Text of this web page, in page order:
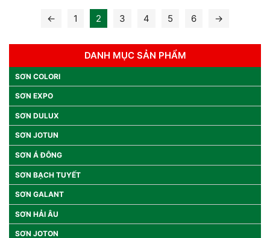
← 1 2 3 4 5 6 →
DANH MỤC SẢN PHẨM
SƠN COLORI
SƠN EXPO
SƠN DULUX
SƠN JOTUN
SƠN Á ĐÔNG
SƠN BẠCH TUYẾT
SƠN GALANT
SƠN HẢI ÂU
SƠN JOTON